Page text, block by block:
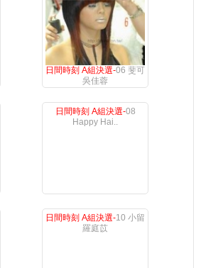
日間時刻 A組決選-06 斐可
吳佳蓉
日間時刻 A組決選-08
Happy Hai..
日間時刻 A組決選-10 小留
羅庭苡